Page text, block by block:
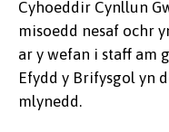
Cyhoeddir Cynllun
misoedd nesaf ochr
ar y wefan i staff am
Efydd y Brifysgol yn
mlynedd.